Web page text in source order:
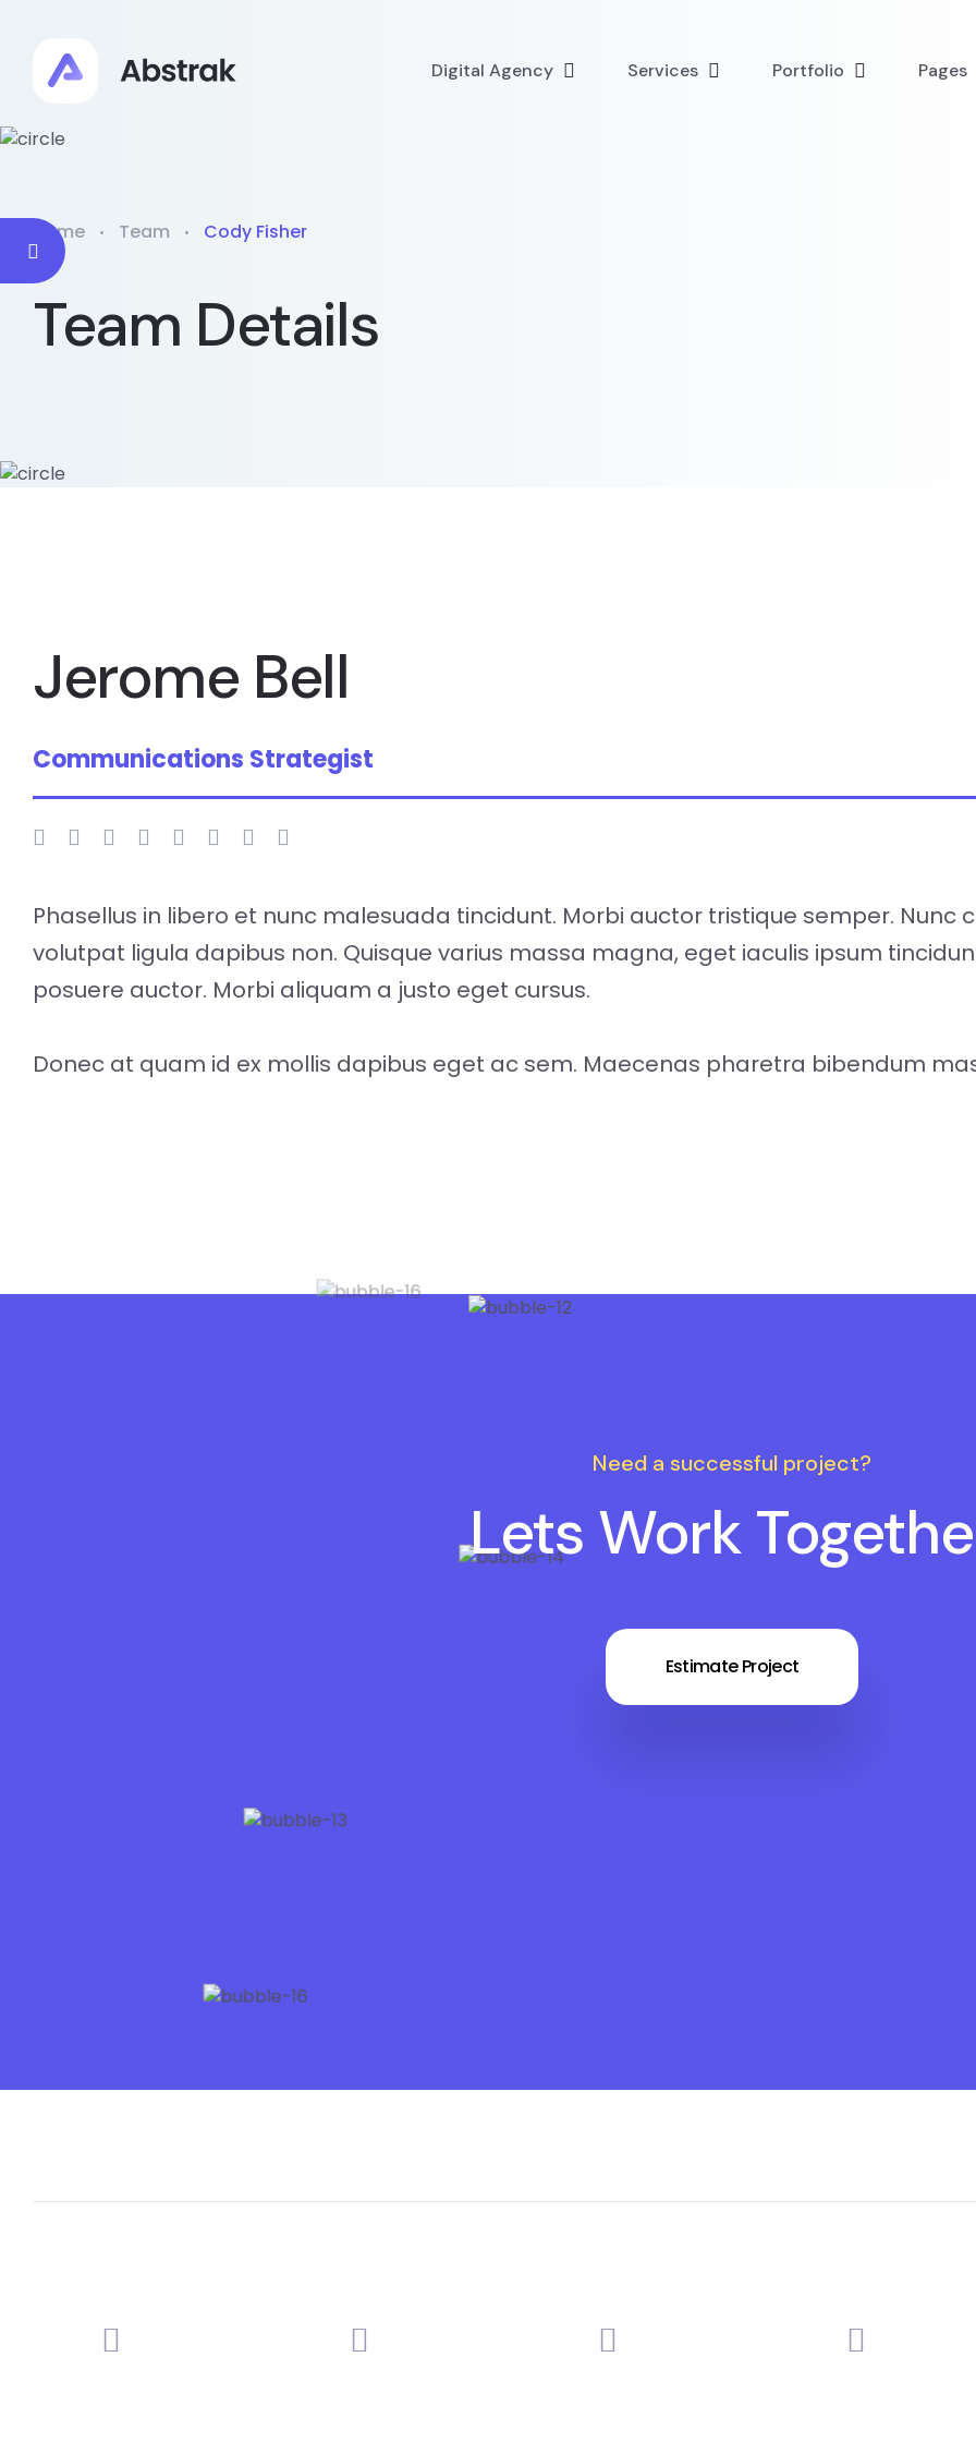
Digital Agency Services Portfolio Pages
Home Team Cody Fisher
Team Details
Jerome Bell
Communications Strategist
Phasellus in libero et nunc malesuada tincidunt. Morbi auctor tristique semper. Nunc
volutpat ligula dapibus non. Quisque varius massa magna, eget iaculis ipsum
posuere auctor. Morbi aliquam a justo eget cursus.
Donec at quam id ex mollis dapibus eget ac sem. Maecenas pharetra bibendum
Need a successful project?
Lets Work
Estimate Project